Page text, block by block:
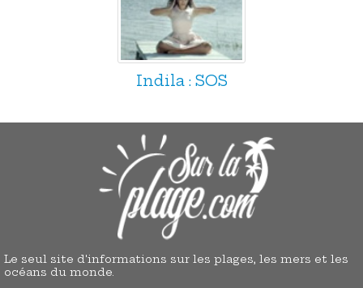
Indila : SOS
Le seul site d'informations sur les plages, les mers et les
océans du monde.